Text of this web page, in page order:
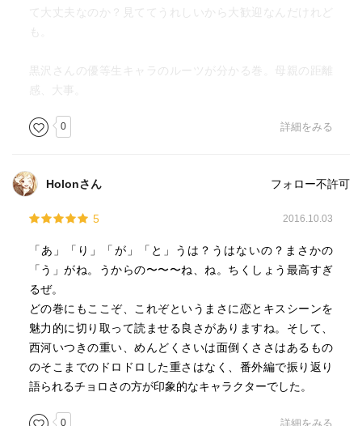
て大丈夫なのか？見ててうれしいから大歓迎なんだけれど
も。
黒沢さんの優等生キャラのルーツが分かる巻。母親の距離
感、大事。
0 詳細をみる
Holonさん フォロー不許可
5 2016.10.03
「あ」「り」「が」「と」うは？うはないの？まさかの
「う」がね。うからの〜〜〜ね、ね。ちくしょう最高すぎ
るぜ。
どの巻にもここぞ、これぞというまさに恋とキスシーンを
魅力的に切り取って読ませる良さがありますね。そして、
西河いつきの重い、めんどくさいは面倒くささはあるもの
のそこまでのドロドロした重さはなく、番外編で振り返り
語られるチョロさの方が印象的なキャラクターでした。
0 詳細をみる